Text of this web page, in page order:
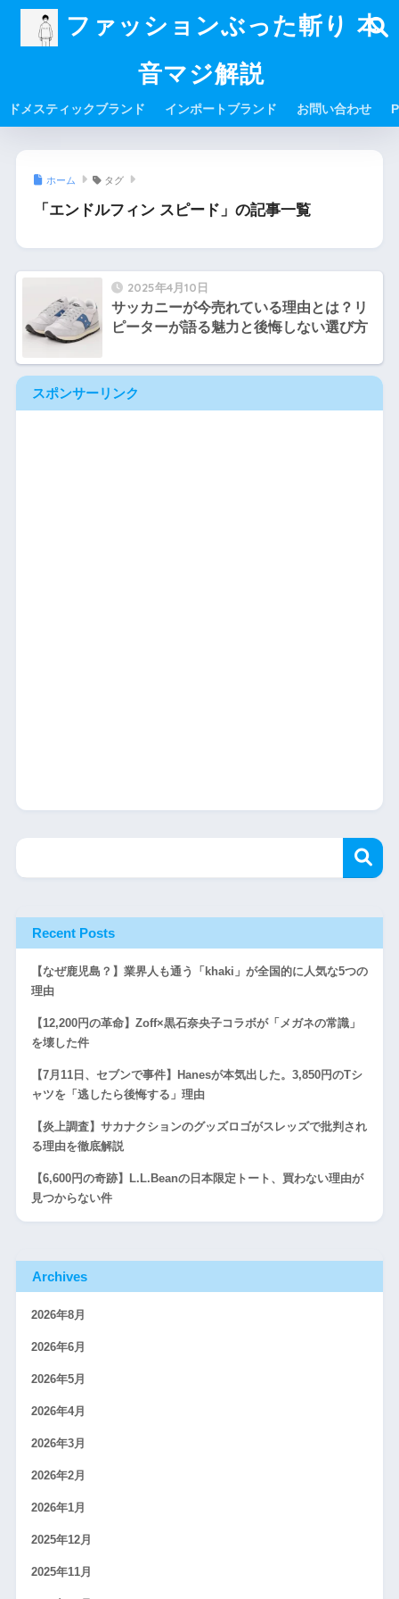
ファッションぶった斬り 本
音マジ解説
ドメスティックブランド インポートブランド お問い合わせ
ホーム タグ
「エンドルフィン スピード」の記事一覧
2025年4月10日
サッカニーが今売れている理由とは？リ
ピーターが語る魅力と後悔しない選び方
スポンサーリンク
Recent Posts
【なぜ鹿児島？】業界人も通う「khaki」が全国的に人気な5つの
理由
【12,200円の革命】Zoff×黒石奈央子コラボが「メガネの常識」
を壊した件
【7月11日、セブンで事件】Hanesが本気出した。3,850円のTシ
ャツを「逃したら後悔する」理由
【炎上調査】サカナクションのグッズロゴがスレッズで批判され
る理由を徹底解説
【6,600円の奇跡】L.L.Beanの日本限定トート、買わない理由が
見つからない件
Archives
2026年8月
2026年6月
2026年5月
2026年4月
2026年3月
2026年2月
2026年1月
2025年12月
2025年11月